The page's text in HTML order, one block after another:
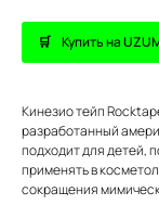
Купить на
Кинезио тейп
разработанный
подходит для детей,
применять в
сокращения